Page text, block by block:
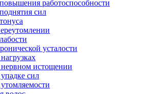
работоспособности
сил
усталости
истощении
сил